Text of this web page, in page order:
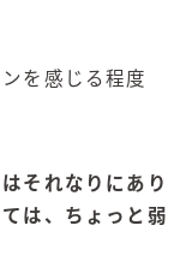
を感じる程度
それなりにあり
は、ちょっと弱